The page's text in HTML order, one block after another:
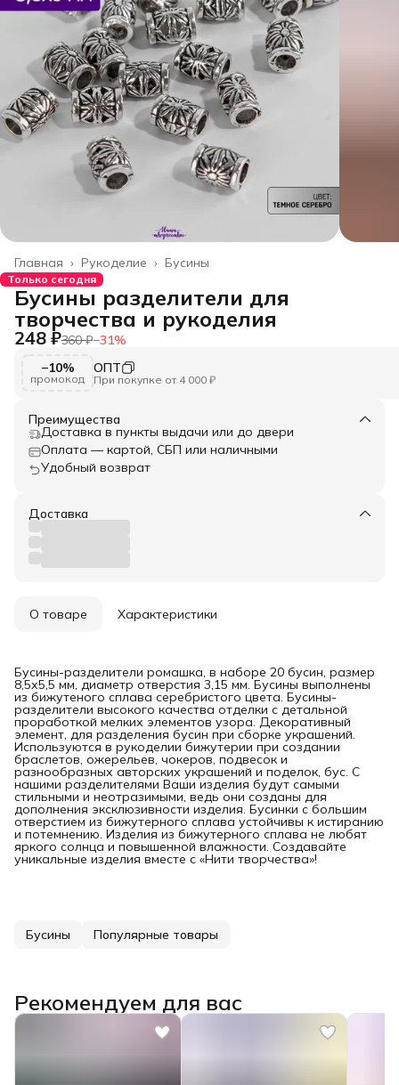
Бусины
Рукоделие ›
Главная ›
Только сегодня
Бусины разделители для
творчества и рукоделия
248 ₽360 ₽−31%
−10%
промокод
ОПТ
При покупке от 4 000 ₽
Преимущества
Доставка в пункты выдачи или до двери
Оплата — картой, СБП или наличными
Удобный возврат
Доставка
О товаре Характеристики
Бусины-разделители ромашка, в наборе 20 бусин, размер
8,5х5,5 мм, диаметр отверстия 3,15 мм. Бусины выполнены
из бижутеного сплава серебристого цвета. Бусины-
разделители высокого качества отделки с детальной
проработкой мелких элементов узора. Декоративный
элемент, для разделения бусин при сборке украшений.
Используются в рукоделии бижутерии при создании
браслетов, ожерельев, чокеров, подвесок и
разнообразных авторских украшений и поделок, бус. С
нашими разделителями Ваши изделия будут самыми
стильными и неотразимыми, ведь они созданы для
дополнения эксклюзивности изделия. Бусинки с большим
отверстием из бижутерного сплава устойчивы к истиранию
и потемнению. Изделия из бижутерного сплава не любят
яркого солнца и повышенной влажности. Создавайте
уникальные изделия вместе с «Нити творчества»!
Бусины Популярные товары
Рекомендуем для вас